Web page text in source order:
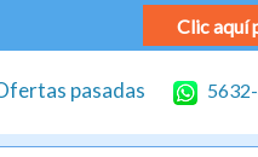
Clic aquí
pasadas